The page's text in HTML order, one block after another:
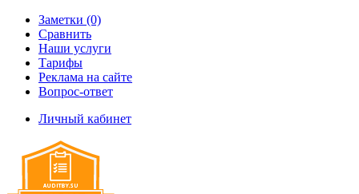
Заметки (0)
Сравнить
Наши услуги
Тарифы
Реклама на сайте
Вопрос-ответ
Личный кабинет